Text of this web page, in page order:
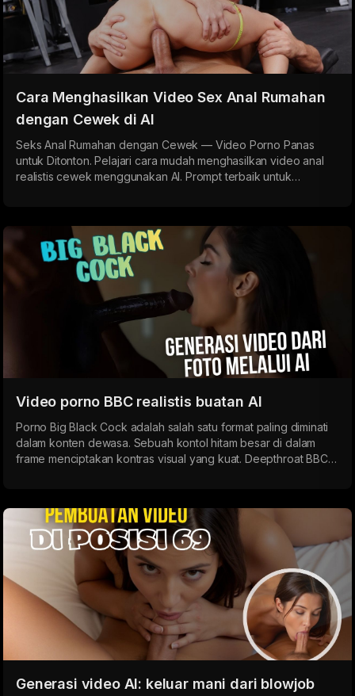
Cara Menghasilkan Video Sex Anal Rumahan
dengan Cewek di AI
Seks Anal Rumahan dengan Cewek — Video Porno Panas
untuk Ditonton. Pelajari cara mudah menghasilkan video anal
realistis cewek menggunakan AI. Prompt terbaik untuk
Video porno BBC realistis buatan AI
Porno Big Black Cock adalah salah satu format paling diminati
dalam konten dewasa. Sebuah kontol hitam besar di dalam
frame menciptakan kontras visual yang kuat. Deepthroat BBC
ukuran kontol menekankan dominasi absolut.
Generasi video AI: keluar mani dari blowjob